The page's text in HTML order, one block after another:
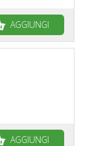
AGGIUNGI
AGGIUNGI